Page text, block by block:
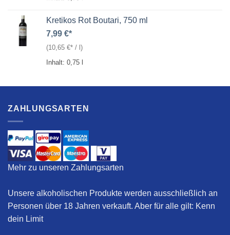
Kretikos Rot Boutari, 750 ml
7,99 €
(10,65 € / l)
Inhalt: 0,75
ZAHLUNGSARTEN
Mehr zu unseren Zahlungsarten
Unsere alkoholischen Produkte werden ausschließlich an
Personen über 18 Jahren verkauft. Aber für alle gilt: Kenn
dein Limit